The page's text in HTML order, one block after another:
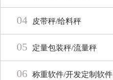
04 皮带秤/给料秤
05 定量包装秤/流量秤
06 称重软件/开发定制软件